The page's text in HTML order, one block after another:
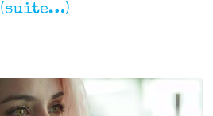
(suite…)